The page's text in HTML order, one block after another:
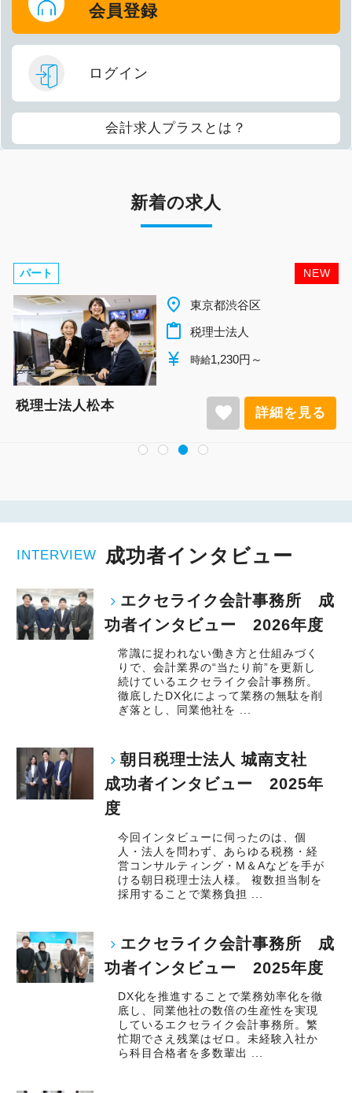
会員登録
ログイン
会計求人プラスとは？
新着の求人
NEW
パート
place 東京都渋谷区
content_paste 税理士法人
currency_yen 時給1,230円～
税理士法人松本 favorite 詳細を見る
INTERVIEW 成功者インタビュー
エクセライク会計事務所 成
功者インタビュー 2026年度
常識に捉われない働き方と仕組みづく
りで、会計業界の“当たり前”を更新し
続けているエクセライク会計事務所。
徹底したDX化によって業務の無駄を削
ぎ落とし、同業他社を ...
朝日税理士法人 城南支社
成功者インタビュー 2025年
度
今回インタビューに伺ったのは、個
人・法人を問わず、あらゆる税務・経
営コンサルティング・M＆Aなどを手が
ける朝日税理士法人様。 複数担当制を
採用することで業務負担 ...
エクセライク会計事務所 成
功者インタビュー 2025年度
DX化を推進することで業務効率化を徹
底し、同業他社の数倍の生産性を実現
しているエクセライク会計事務所。繁
忙期でさえ残業はゼロ。未経験入社か
ら科目合格者を多数輩出 ...